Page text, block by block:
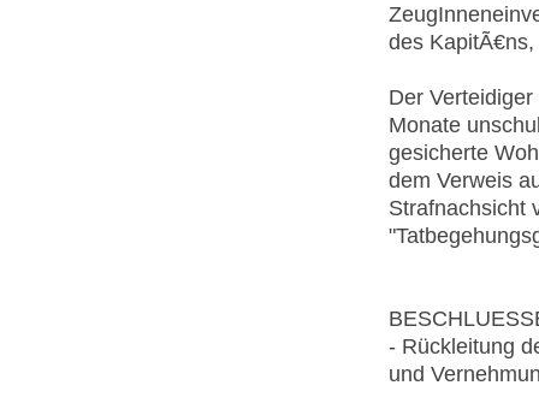
des
Der
Monate
gesicherte
dem Verweis
Strafnachsicht
- Rückleitung
und